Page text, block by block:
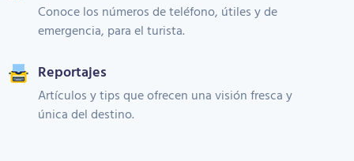
Conoce los números de teléfono, útiles y de
emergencia, para el turista.
Reportajes
Artículos y tips que ofrecen una visión fresca y
única del destino.